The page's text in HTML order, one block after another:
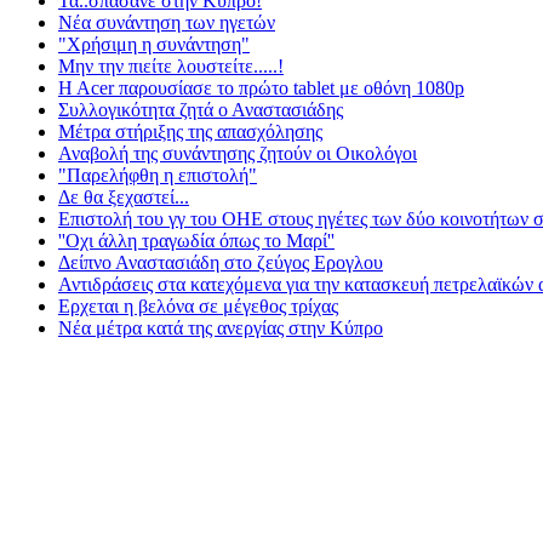
Νέα συνάντηση των ηγετών
"Χρήσιμη η συνάντηση"
Μην την πιείτε λουστείτε.....!
H Acer παρουσίασε το πρώτο tablet με οθόνη 1080p
Συλλογικότητα ζητά ο Αναστασιάδης
Μέτρα στήριξης της απασχόλησης
Αναβολή της συνάντησης ζητούν οι Οικολόγοι
"Παρελήφθη η επιστολή"
Δε θα ξεχαστεί...
Επιστολή του γγ του ΟΗΕ στους ηγέτες των δύο κοινοτήτων
''Οχι άλλη τραγωδία όπως το Μαρί''
Δείπνο Αναστασιάδη στο ζεύγος Ερογλου
Αντιδράσεις στα κατεχόμενα για την κατασκευή
Ερχεται η βελόνα σε μέγεθος τρίχας
Νέα μέτρα κατά της ανεργίας στην Κύπρο